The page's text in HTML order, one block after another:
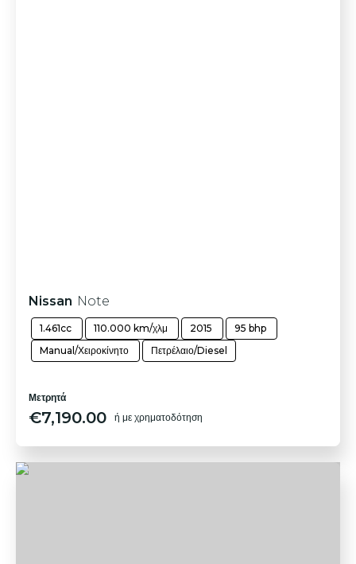
Nissan Note
1.461cc 110.000 km/χλμ 2015
95 bhp
Manual/Χειροκίνητο
Πετρέλαιο/Diesel
Μετρητά
€7,190.00 ή με χρηματοδότηση